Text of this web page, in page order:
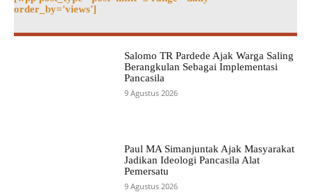
order_by='views']
Salomo TR Pardede Ajak Warga Saling
Berangkulan Sebagai Implementasi
Pancasila
9 Agustus 2026
Paul MA Simanjuntak Ajak Masyarakat
Jadikan Ideologi Pancasila Alat
Pemersatu
9 Agustus 2026